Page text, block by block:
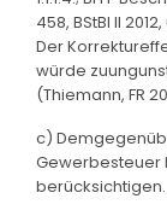
458, BStBl II
Der
würde
(Thiemann, FR
c)
Gewerbesteuer
berücksichtigen.